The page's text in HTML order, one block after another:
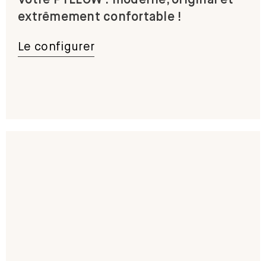
extrêmement confortable !
Le configurer